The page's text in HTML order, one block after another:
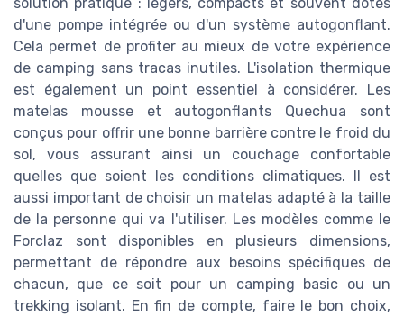
d'une pompe intégrée ou d'un système autogonflant.
Cela permet de profiter au mieux de votre expérience
de camping sans tracas inutiles. L'isolation thermique
est également un point essentiel à considérer. Les
matelas mousse et autogonflants Quechua sont
conçus pour offrir une bonne barrière contre le froid du
sol, vous assurant ainsi un couchage confortable
quelles que soient les conditions climatiques. Il est
aussi important de choisir un matelas adapté à la taille
de la personne qui va l'utiliser. Les modèles comme le
Forclaz sont disponibles en plusieurs dimensions,
permettant de répondre aux besoins spécifiques de
chacun, que ce soit pour un camping basic ou un
trekking isolant. En fin de compte, faire le bon choix,